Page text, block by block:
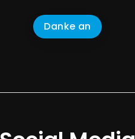
Danke an